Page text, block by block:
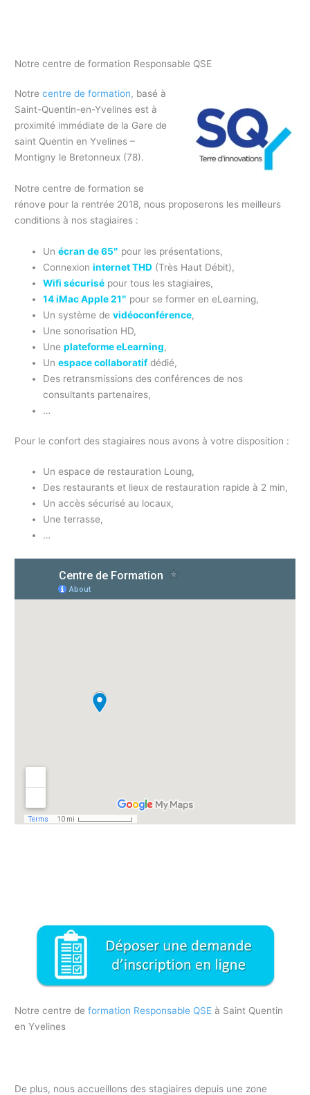
Notre centre de formation Responsable QSE
Notrecentre de formation, basé à
Saint-Quentin-en-Yvelines est à
proximité immédiate de la Gare de
saint Quentin en Yvelines –
Montigny le Bretonneux (78).
Notre centre de formation se
rénove pour la rentrée 2018, nous proposerons les meilleurs
conditions à nos stagiaires :
Unécran de 65″ pour les présentations,
Connexioninternet THD (Très Haut Débit),
Wifi sécurisé pour tous les stagiaires,
14 iMac Apple 21″ pour se former en eLearning,
Un système devidéoconférence,
Une sonorisation HD,
Uneplateforme eLearning,
Unespace collaboratif dédié,
Des retransmissions des conférences de nos
consultants partenaires,
…
Pour le confort des stagiaires nous avons à votre disposition :
Un espace de restauration Loung,
Des restaurants et lieux de restauration rapide à 2 min,
Un accès sécurisé au locaux,
Une terrasse,
…
Notre centre deformation Responsable QSE à Saint Quentin
en Yvelines
De plus, nous accueillons des stagiaires depuis une zone